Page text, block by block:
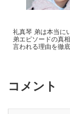
礼真琴 弟は本当に
弟エピソードの真
言われる理由を徹
コメント